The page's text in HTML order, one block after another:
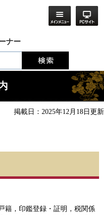
ナー
掲載日：2025年12月18日更新
籍，印鑑登録・証明，税関係